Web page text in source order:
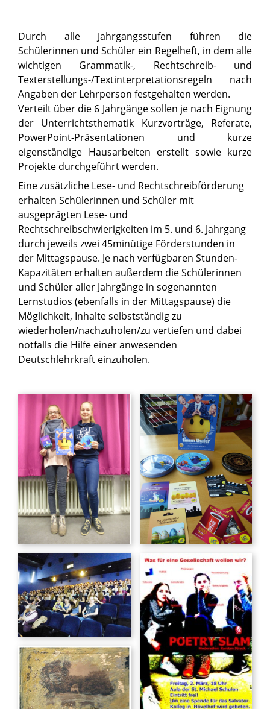
Durch alle Jahrgangsstufen führen die
Schülerinnen und Schüler ein Regelheft, in dem alle
wichtigen Grammatik-, Rechtschreib- und
Texterstellungs-/Textinterpretationsregeln nach
Angaben der Lehrperson festgehalten werden.
Verteilt über die 6 Jahrgänge sollen je nach Eignung
der Unterrichtsthematik Kurzvorträge, Referate,
PowerPoint-Präsentationen und kurze
eigenständige Hausarbeiten erstellt sowie kurze
Projekte durchgeführt werden.
Eine zusätzliche Lese- und Rechtschreibförderung
erhalten Schülerinnen und Schüler mit
ausgeprägten Lese- und
Rechtschreibschwierigkeiten im 5. und 6. Jahrgang
durch jeweils zwei 45minütige Förderstunden in
der Mittagspause. Je nach verfügbaren Stunden-
Kapazitäten erhalten außerdem die Schülerinnen
und Schüler aller Jahrgänge in sogenannten
Lernstudios (ebenfalls in der Mittagspause) die
Möglichkeit, Inhalte selbstständig zu
wiederholen/nachzuholen/zu vertiefen und dabei
notfalls die Hilfe einer anwesenden
Deutschlehrkraft einzuholen.